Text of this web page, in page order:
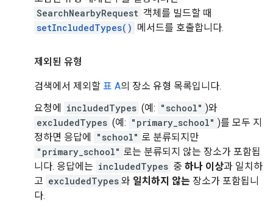
SearchNearbyRequest 객체를 빌드할 때
setIncludedTypes() 메서드를 호출합니다.
제외된 유형
검색에서 제외할 표 A의 장소 유형 목록입니다.
요청에
includedTypes (예: "school" )와
excludedTypes (예: "primary_school" )를 모두 지
정하면 응답에
"school" 로 분류되지만
"primary_school" 로는 분류되지 않는 장소가 포함됩
니다. 응답에는 includedTypes 중 하나 이상과 일치하
고 excludedTypes 와 일치하지 않는 장소가 포함됩니
다.